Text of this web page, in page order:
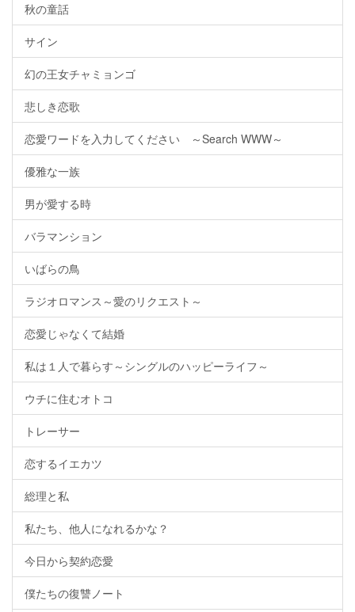
秋の童話
サイン
幻の王女チャミョンゴ
悲しき恋歌
恋愛ワードを入力してください ～Search WWW～
優雅な一族
男が愛する時
バラマンション
いばらの鳥
ラジオロマンス～愛のリクエスト～
恋愛じゃなくて結婚
私は１人で暮らす～シングルのハッピーライフ～
ウチに住むオトコ
トレーサー
恋するイエカツ
総理と私
私たち、他人になれるかな？
今日から契約恋愛
僕たちの復讐ノート